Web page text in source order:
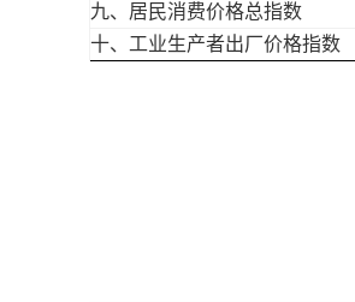
九、居民消费价格总指数
十、工业生产者出厂价格指数